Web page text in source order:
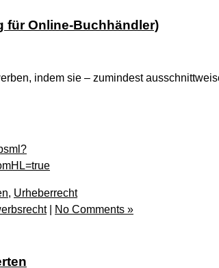
für Online-Buchhändler)
indem sie – zumindest
, Urheberrecht
| No Comments »